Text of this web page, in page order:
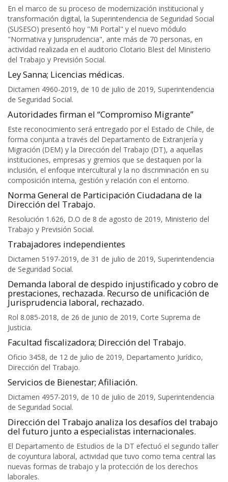
En el marco de su proceso de modernización institucional y
transformación digital, la Superintendencia de Seguridad Social
(SUSESO) presentó hoy "Mi Portal" y el nuevo módulo
"Normativa y Jurisprudencia", ante más de 70 personas, en
actividad realizada en el auditorio Clotario Blest del Ministerio
del Trabajo y Previsión Social.
Ley Sanna; Licencias médicas.
Dictamen 4960-2019, de 10 de julio de 2019, Superintendencia
de Seguridad Social.
Autoridades firman el “Compromiso Migrante”
Este reconocimiento será entregado por el Estado de Chile, de
forma conjunta a través del Departamento de Extranjería y
Migración (DEM) y la Dirección del Trabajo (DT), a aquellas
instituciones, empresas y gremios que se destaquen por la
inclusión, el enfoque intercultural y la no discriminación en su
composición interna, gestión y relación con el entorno.
Norma General de Participación Ciudadana de la
Dirección del Trabajo.
Resolución 1.626, D.O de 8 de agosto de 2019, Ministerio del
Trabajo y Previsión Social.
Trabajadores independientes
Dictamen 5197-2019, de 31 de julio de 2019, Superintendencia
de Seguridad Social.
Demanda laboral de despido injustificado y cobro de
prestaciones, rechazada. Recurso de unificación de
Jurisprudencia laboral, rechazado.
Rol 8.085-2018, de 26 de junio de 2019, Corte Suprema de
Justicia.
Facultad fiscalizadora; Dirección del Trabajo.
Oficio 3458, de 12 de julio de 2019, Departamento Jurídico,
Dirección del Trabajo.
Servicios de Bienestar; Afiliación.
Dictamen 4957-2019, de 10 de julio de 2019, Superintendencia
de Seguridad Social.
Dirección del Trabajo analiza los desafíos del trabajo
del futuro junto a especialistas internacionales.
El Departamento de Estudios de la DT efectuó el segundo taller
de coyuntura laboral, actividad que tuvo como tema central las
nuevas formas de trabajo y la protección de los derechos
laborales.